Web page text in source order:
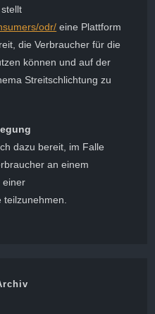
odr/ eine Plattform
die Verbraucher für die
können und auf der
Streitschlichtung zu
dazu bereit, im Falle
an einem
einer